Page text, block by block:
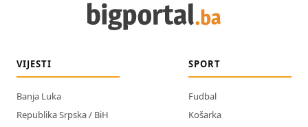
VIJESTI
Banja Luka
Republika Srpska / BiH
SPORT
Fudbal
Košarka